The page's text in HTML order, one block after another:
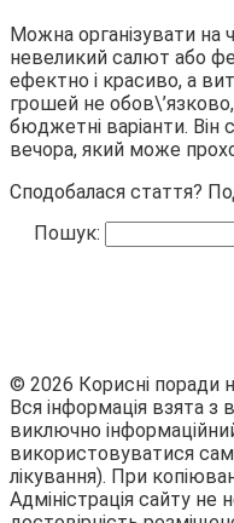
Можна організувати на
невеликий салют або
ефектно і красиво, а
грошей не
бюджетні варіанти.
вечора, який може
Сподобалася стаття?
Пошук:
© 2026 Корисні поради
Вся інформація взята з
виключно
використовуватися
лікування). При
Адміністрація сайту не